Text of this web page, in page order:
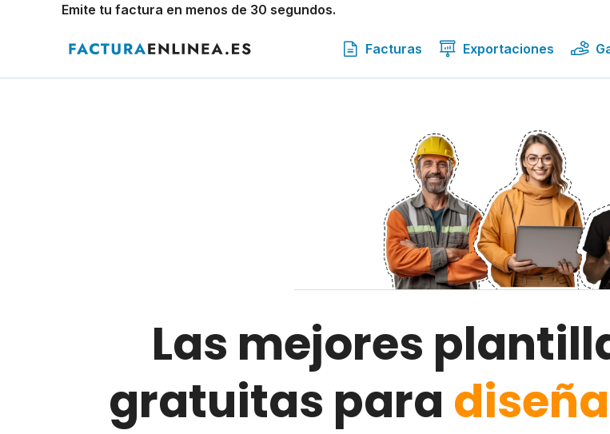
Emite tu factura en menos de 30 segundos.
Facturas Exportaciones
Las mejores
gratuitas para